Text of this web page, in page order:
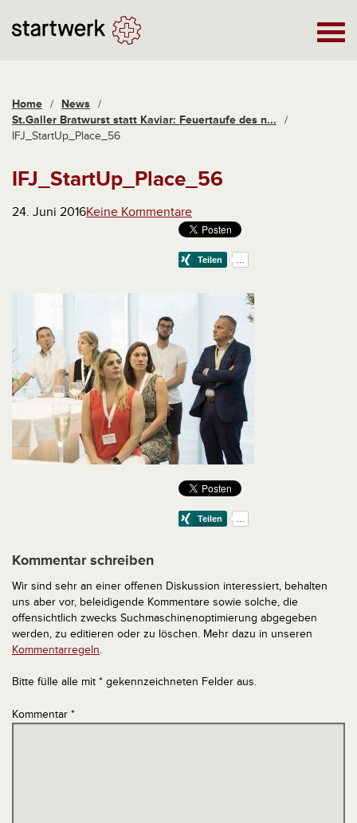
Home / News /
St.Galler Bratwurst statt Kaviar: Feuertaufe des n...
/
IFJ_StartUp_Place_56
IFJ_StartUp_Place_56
24. Juni 2016Keine Kommentare
Kommentar schreiben
Wir sind sehr an einer offenen Diskussion interessiert, behalten
uns aber vor, beleidigende Kommentare sowie solche, die
offensichtlich zwecks Suchmaschinenoptimierung abgegeben
werden, zu editieren oder zu löschen. Mehr dazu in unseren
Kommentarregeln.
Bitte fülle alle mit * gekennzeichneten Felder aus.
Kommentar *